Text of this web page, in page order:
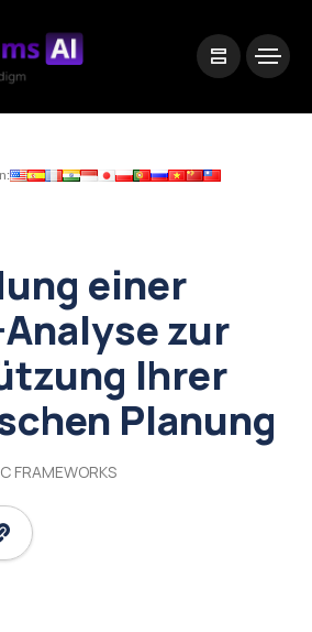
einer
Analyse zur
Ihrer
Planung
FRAMEWORKS